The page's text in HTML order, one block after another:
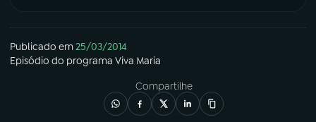
Publicado em25/03/2014
Episódio do programa Viva Maria
Compartilhe